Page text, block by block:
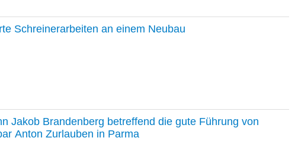
Schreinerarbeiten an einem Neubau
Jakob Brandenberg betreffend die gute Führung von
Anton Zurlauben in Parma